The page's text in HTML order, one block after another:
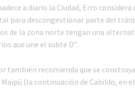
a diario la Ciudad, Erro considera
para descongestionar parte del
de la zona norte tengan una
que une el subte D”.
también recomienda que se
(la continuación de Cabildo, en